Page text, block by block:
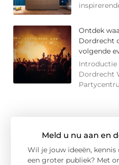
Ontdek
Dordrecht
volgende
Dordrecht
Meld u nu aan en
Wil je jouw ideeën,
een groter publiek? Met